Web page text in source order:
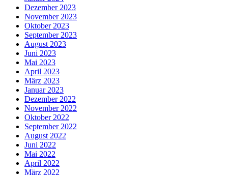
Dezember 2023
November 2023
Oktober 2023
September 2023
August 2023
Juni 2023
Mai 2023
April 2023
März 2023
Januar 2023
Dezember 2022
November 2022
Oktober 2022
September 2022
August 2022
Juni 2022
Mai 2022
April 2022
März 2022